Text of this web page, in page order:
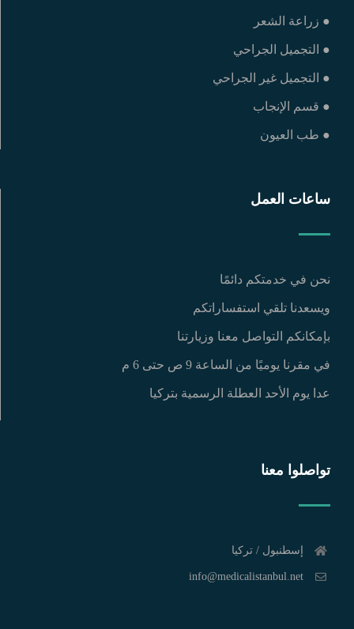
● زراعة الشعر
● التجميل الجراحي
● التجميل غير الجراحي
● قسم الإنجاب
● طب العيون
ساعات العمل
نحن في خدمتكم دائمًا
ويسعدنا تلقي استفساراتكم
بإمكانكم التواصل معنا وزيارتنا
في مقرنا يوميًا من الساعة 9 ص حتى 6 م
عدا يوم الأحد العطلة الرسمية بتركيا
تواصلوا معنا
إسطنبول / تركيا
info@medicalistanbul.net